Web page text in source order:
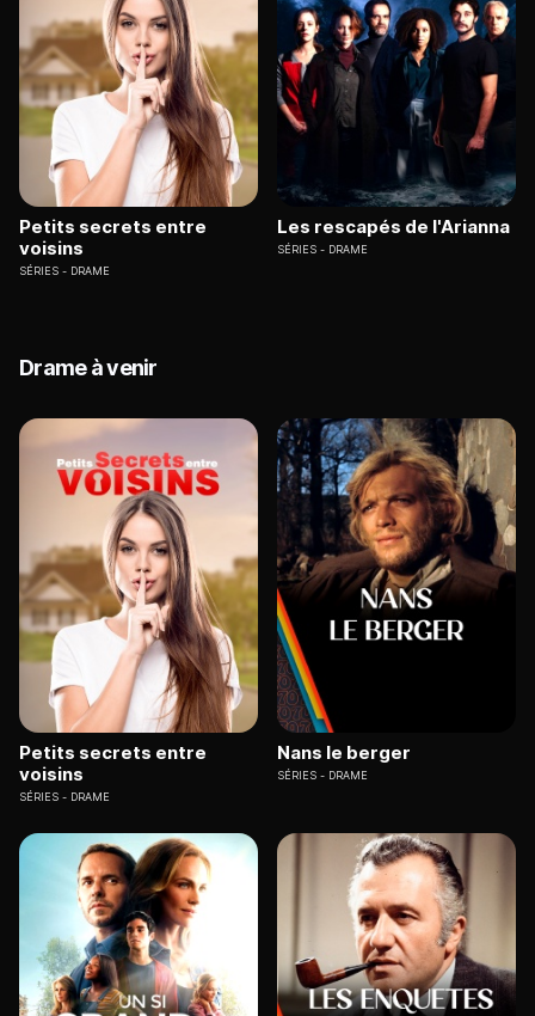
Petits secrets entre
voisins
SÉRIES DRAME
Les rescapés de l'Arianna
SÉRIES DRAME
Drame à venir
Petits secrets entre
voisins
SÉRIES DRAME
Nans le berger
SÉRIES DRAME